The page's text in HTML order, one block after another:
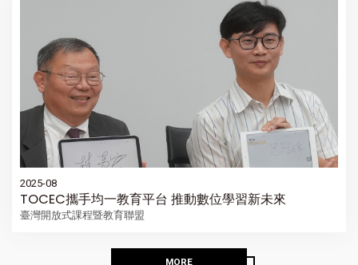
2025-08
TOCEC攜手均一教育平台 推動數位學習新未來
臺灣開放式課程暨教育聯盟
MORE